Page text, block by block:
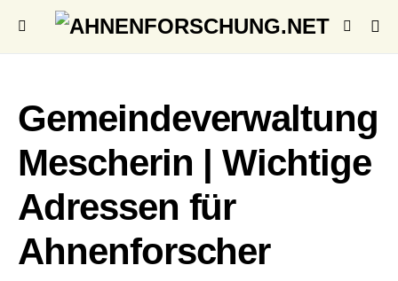
Gemeindeverwaltung
Mescherin | Wichtige
Adressen für
Ahnenforscher